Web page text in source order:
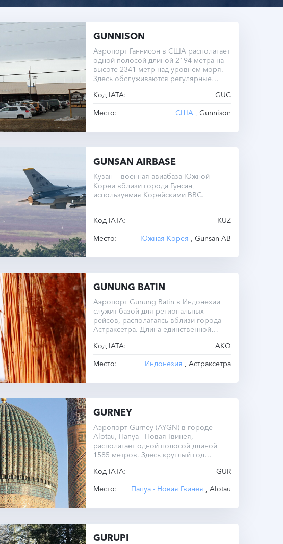
GUNNISON
Аэропорт Ганнисон в США располагает
одной полосой длиной 2194 метра на
высоте 2341 метр над уровнем моря.
Здесь обслуживаются регулярные
Код IATA:
GUC
Место:
США , Gunnison
GUNSAN AIRBASE
Кузан — военная авиабаза Южной
Кореи вблизи города Гунсан,
используемая Корейскими ВВС.
Код IATA:
KUZ
Место:
Южная Корея , Gunsan AB
GUNUNG BATIN
Аэропорт Gunung Batin в Индонезии
служит базой для региональных
рейсов, располагаясь вблизи города
Астраксетра. Длина единственной
высоте 27 метров над уровнем моря.
+7.0 круглый год.
Код IATA:
AKQ
Место:
Индонезия , Астраксетра
GURNEY
Аэропорт Gurney (AYGN) в городе
Alotau, Папуа - Новая Гвинея,
располагает одной полосой длиной
1585 метров. Здесь круглый год
Код IATA:
GUR
Место:
Папуа - Новая Гвинея , Alotau
GURUPI